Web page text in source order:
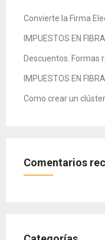
Convierte la Firma
IMPUESTOS EN
Descuentos. Formas
IMPUESTOS EN
Como crear un
Comentarios